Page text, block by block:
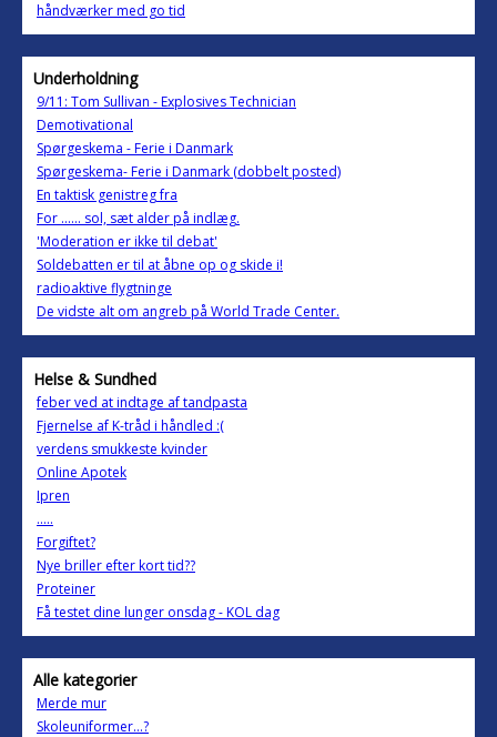
håndværker med go tid
Underholdning
9/11: Tom Sullivan - Explosives Technician
Demotivational
Spørgeskema - Ferie i Danmark
Spørgeskema- Ferie i Danmark (dobbelt posted)
En taktisk genistreg fra
For ...... sol, sæt alder på indlæg.
'Moderation er ikke til debat'
Soldebatten er til at åbne op og skide i!
radioaktive flygtninge
De vidste alt om angreb på World Trade Center.
Helse & Sundhed
feber ved at indtage af tandpasta
Fjernelse af K-tråd i håndled :(
verdens smukkeste kvinder
Online Apotek
Ipren
.....
Forgiftet?
Nye briller efter kort tid??
Proteiner
Få testet dine lunger onsdag - KOL dag
Alle kategorier
Merde mur
Skoleuniformer...?